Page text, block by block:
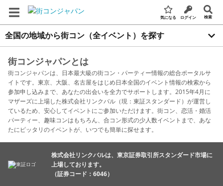
気になる ログイン 検索
全国の地域から街コン（全イベント）を探す
街コンジャパンとは
街コンジャパンは、日本最大級の街コン・パーティー情報の総合ポータルサ
イトです。東京、大阪、名古屋をはじめ日本全国のイベント情報の検索から
参加申し込みまで、あなたの出会いを全力でサポートします。2015年4月に
マザーズに上場した株式会社リンクバル（現：東証スタンダード）が運営し
ているため、安心してイベントにご参加いただけます。街コン、恋活・婚活
パーティー、趣味コンはもちろん、合コン形式の少人数イベントまで、あな
たにピッタリのイベントが、いつでも簡単に探せます。
株式会社リンクバルは、東京証券取引所スタンダード市場に
上場しております。
（証券コード：6046）